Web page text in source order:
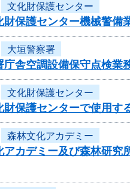
文化財保護センター
保護センター機械警備
大垣警察署
舎空調設備保守点検業
文化財保護センター
保護センターで使用す
森林文化アカデミー
カデミー及び森林研究